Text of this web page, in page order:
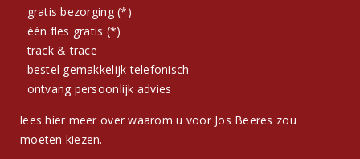
gratis bezorging (*)
één fles gratis (*)
track & trace
bestel gemakkelijk telefonisch
ontvang persoonlijk advies
lees hier meer over waarom u voor Jos Beeres zou
moeten kiezen.